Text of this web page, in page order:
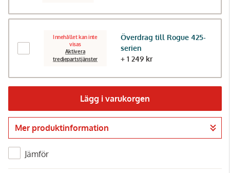
Innehållet kan inte
visas
Aktivera
tredjepartstjänster
Överdrag till Rogue 425-
serien
+ 1 249 kr
Lägg i varukorgen
Gå till kassan
Mer produktinformation
Jämför